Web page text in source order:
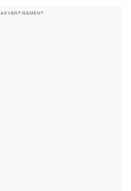
ADVERTISEMENT